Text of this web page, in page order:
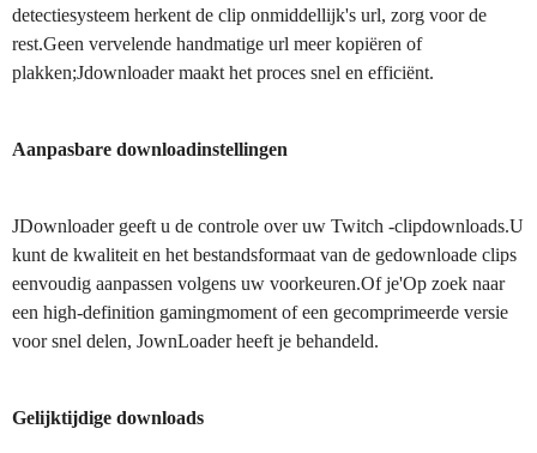
detectiesysteem herkent de clip onmiddellijk's url, zorg voor de
rest.Geen vervelende handmatige url meer kopiëren of
plakken;Jdownloader maakt het proces snel en efficiënt.
Aanpasbare downloadinstellingen
JDownloader geeft u de controle over uw Twitch -clipdownloads.U
kunt de kwaliteit en het bestandsformaat van de gedownloade clips
eenvoudig aanpassen volgens uw voorkeuren.Of je'Op zoek naar
een high-definition gamingmoment of een gecomprimeerde versie
voor snel delen, JownLoader heeft je behandeld.
Gelijktijdige downloads